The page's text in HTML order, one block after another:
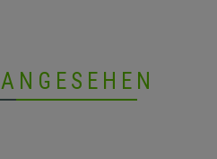
ANGESEHEN